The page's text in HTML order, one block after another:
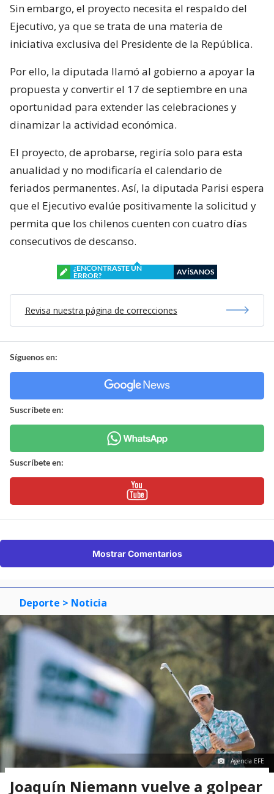
Sin embargo, el proyecto necesita el respaldo del
Ejecutivo, ya que se trata de una materia de
iniciativa exclusiva del Presidente de la República.
Por ello, la diputada llamó al gobierno a apoyar la
propuesta y convertir el 17 de septiembre en una
oportunidad para extender las celebraciones y
dinamizar la actividad económica.
El proyecto, de aprobarse, regiría solo para esta
anualidad y no modificaría el calendario de
feriados permanentes. Así, la diputada Parisi espera
que el Ejecutivo evalúe positivamente la solicitud y
permita que los chilenos cuenten con cuatro días
consecutivos de descanso.
¿ENCONTRASTE UN
ERROR?
AVÍSANOS
Revisa nuestra página de correcciones
Síguenos en:
Suscríbete en:
Suscríbete en:
Mostrar Comentarios
Deporte > Noticia
Agencia EFE
Joaquín Niemann vuelve a golpear